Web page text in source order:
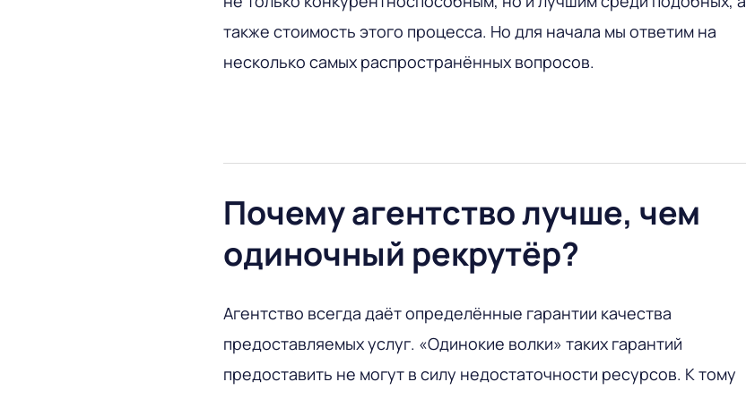
также стоимость этого процесса. Но для начала мы ответим на
несколько самых распространённых вопросов.
Почему агентство лучше, чем
одиночный рекрутёр?
Агентство всегда даёт определённые гарантии качества
предоставляемых услуг. «Одинокие волки» таких гарантий
предоставить не могут в силу недостаточности ресурсов. К тому